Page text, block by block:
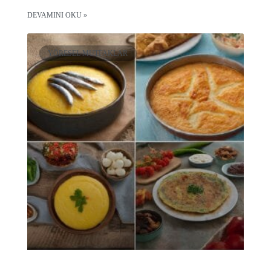
DEVAMINI OKU »
YÖRESEL MUTFAKLAR